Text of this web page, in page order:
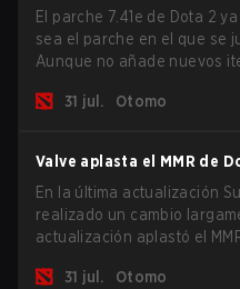
El parche 7.41e de Dota 2
sea el parche en el que se
Aunque no añade nuevos
los mayores problemas del
31 jul. Otomo
Valve aplasta el MMR de
En la última actualización
realizado un cambio
actualización aplastó el
31 jul.
Otomo